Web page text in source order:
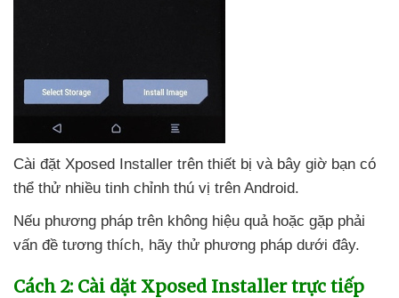
Cài đặt Xposed Installer trên thiết bị và bây giờ bạn có
thể thử nhiều tinh chỉnh thú vị trên Android.
Nếu phương pháp trên không hiệu quả hoặc gặp phải
vấn đề tương thích, hãy thử phương pháp dưới đây.
Cách 2: Cài dặt Xposed Installer trực tiếp